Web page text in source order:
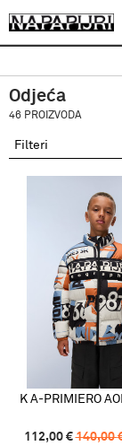
Filteri
Odjeća
46 PROIZVODA
K A-PRIMIERO
112,00 € 140,00